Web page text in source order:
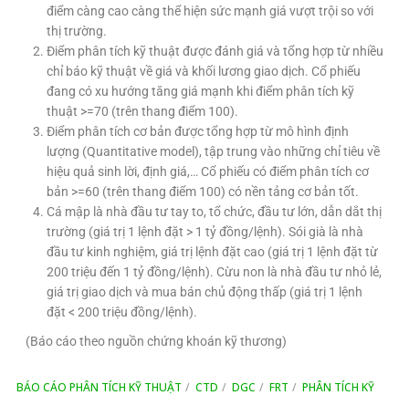
điểm càng cao càng thể hiện sức mạnh giá vượt trội so với
thị trường.
Điểm phân tích kỹ thuật được đánh giá và tổng hợp từ nhiều
chỉ báo kỹ thuật về giá và khối lương giao dịch. Cổ phiếu
đang có xu hướng tăng giá mạnh khi điểm phân tích kỹ
thuật >=70 (trên thang điểm 100).
Điểm phân tích cơ bản được tổng hợp từ mô hình định
lượng (Quantitative model), tập trung vào những chỉ tiêu về
hiệu quả sinh lời, định giá,… Cổ phiếu có điểm phân tích cơ
bản >=60 (trên thang điểm 100) có nền tảng cơ bản tốt.
Cá mập là nhà đầu tư tay to, tổ chức, đầu tư lớn, dẫn dắt thị
trường (giá trị 1 lệnh đặt > 1 tỷ đồng/lệnh). Sói già là nhà
đầu tư kinh nghiệm, giá trị lệnh đặt cao (giá trị 1 lệnh đặt từ
200 triệu đến 1 tỷ đồng/lệnh). Cừu non là nhà đầu tư nhỏ lẻ,
giá trị giao dịch và mua bán chủ động thấp (giá trị 1 lệnh
đặt < 200 triệu đồng/lệnh).
(Báo cáo theo nguồn chứng khoán kỹ thương)
BÁO CÁO PHÂN TÍCH KỸ THUẬT CTD DGC FRT PHÂN TÍCH KỸ